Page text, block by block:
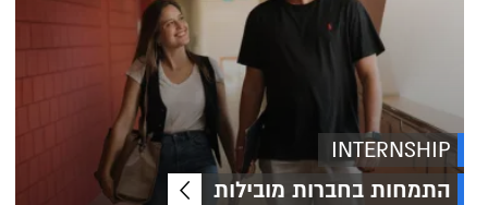
INTERNSHIP
התמחות בחברות מובילות